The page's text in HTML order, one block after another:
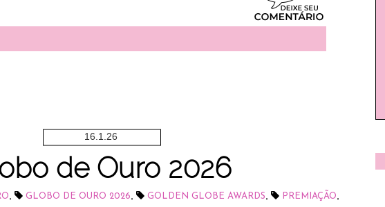
16.1.26
de Ouro 2026
GLOBO DE OURO 2026 GOLDEN GLOBE AWARDS PREMIAÇÃO